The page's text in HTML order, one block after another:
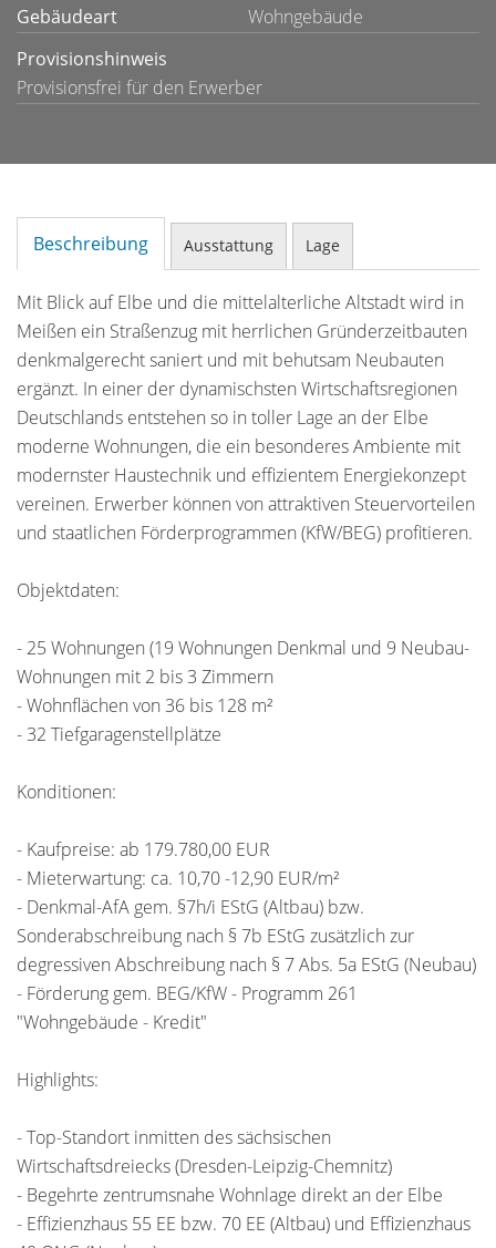
Gebäudeart
Wohngebäude
Provisionshinweis
Provisionsfrei für den Erwerber
Beschreibung Ausstattung Lage
Mit Blick auf Elbe und die mittelalterliche Altstadt wird in
Meißen ein Straßenzug mit herrlichen Gründerzeitbauten
denkmalgerecht saniert und mit behutsam Neubauten
ergänzt. In einer der dynamischsten Wirtschaftsregionen
Deutschlands entstehen so in toller Lage an der Elbe
moderne Wohnungen, die ein besonderes Ambiente mit
modernster Haustechnik und effizientem Energiekonzept
vereinen. Erwerber können von attraktiven Steuervorteilen
und staatlichen Förderprogrammen (KfW/BEG) profitieren.
Objektdaten:
- 25 Wohnungen (19 Wohnungen Denkmal und 9 Neubau-
Wohnungen mit 2 bis 3 Zimmern
- Wohnflächen von 36 bis 128 m²
- 32 Tiefgaragenstellplätze
Konditionen:
- Kaufpreise: ab 179.780,00 EUR
- Mieterwartung: ca. 10,70 -12,90 EUR/m²
- Denkmal-AfA gem. §7h/i EStG (Altbau) bzw.
Sonderabschreibung nach § 7b EStG zusätzlich zur
degressiven Abschreibung nach § 7 Abs. 5a EStG (Neubau)
- Förderung gem. BEG/KfW - Programm 261
"Wohngebäude - Kredit"
Highlights:
- Top-Standort inmitten des sächsischen
Wirtschaftsdreiecks (Dresden-Leipzig-Chemnitz)
- Begehrte zentrumsnahe Wohnlage direkt an der Elbe
- Effizienzhaus 55 EE bzw. 70 EE (Altbau) und Effizienzhaus